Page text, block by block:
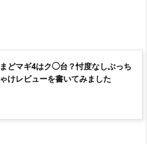
まどマギ4はク◯台？忖度なしぶっち
ゃけレビューを書いてみました